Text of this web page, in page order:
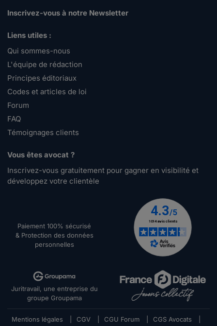
Inscrivez-vous à notre Newsletter
Liens utiles :
Qui sommes-nous
L'équipe de rédaction
Principes éditoriaux
Codes et articles de loi
Forum
FAQ
Témoignages clients
Vous êtes avocat ?
Inscrivez-vous gratuitement pour gagner en visibilité et
développez votre clientèle
Paiement 100% sécurisé
& Protection des données
personnelles
Juritravail, une entreprise du
groupe Groupama
Mentions légales CGV CGU Forum CGS Avocats